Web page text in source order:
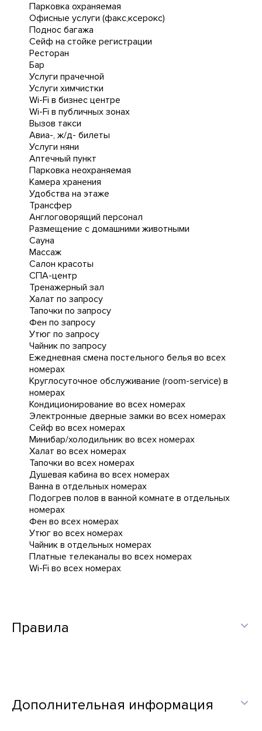
Парковка охраняемая
Офисные услуги (факс,ксерокс)
Поднос багажа
Сейф на стойке регистрации
Ресторан
Бар
Услуги прачечной
Услуги химчистки
Wi-Fi в бизнес центре
Wi-Fi в публичных зонах
Вызов такси
Авиа-, ж/д- билеты
Услуги няни
Аптечный пункт
Парковка неохраняемая
Камера хранения
Удобства на этаже
Трансфер
Англоговорящий персонал
Размещение с домашними животными
Сауна
Массаж
Салон красоты
СПА-центр
Тренажерный зал
Халат по запросу
Тапочки по запросу
Фен по запросу
Утюг по запросу
Чайник по запросу
Ежедневная cмена постельного белья во всех
номерах
Круглосуточное обслуживание (room-service) в
номерах
Кондиционирование во всех номерах
Электронные дверные замки во всех номерах
Сейф во всех номерах
Минибар/холодильник во всех номерах
Халат во всех номерах
Тапочки во всех номерах
Душевая кабина во всех номерах
Ванна в отдельных номерах
Подогрев полов в ванной комнате в отдельных
номерах
Фен во всех номерах
Утюг во всех номерах
Чайник в отдельных номерах
Платные телеканалы во всех номерах
Wi-Fi во всех номерах
Правила
Дополнительная информация